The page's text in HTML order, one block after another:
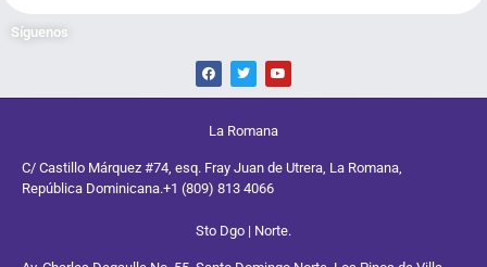
Síguenos
La Romana
C/ Castillo Márquez #74, esq. Fray Juan de Utrera, La Romana,
República Dominicana.+1 (809) 813 4066
Sto Dgo | Norte.